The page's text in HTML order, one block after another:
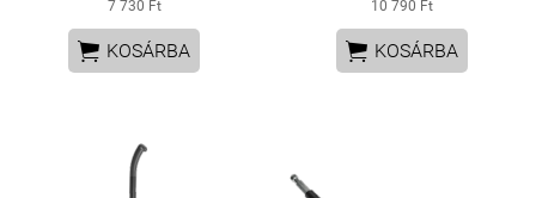
7 730 Ft
 KOSÁRBA
10 790 Ft
 KOSÁRBA